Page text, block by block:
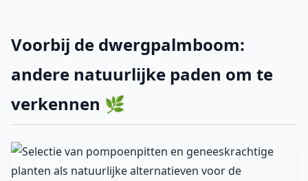
Voorbij de dwergpalmboom:
andere natuurlijke paden om te
verkennen 🌿